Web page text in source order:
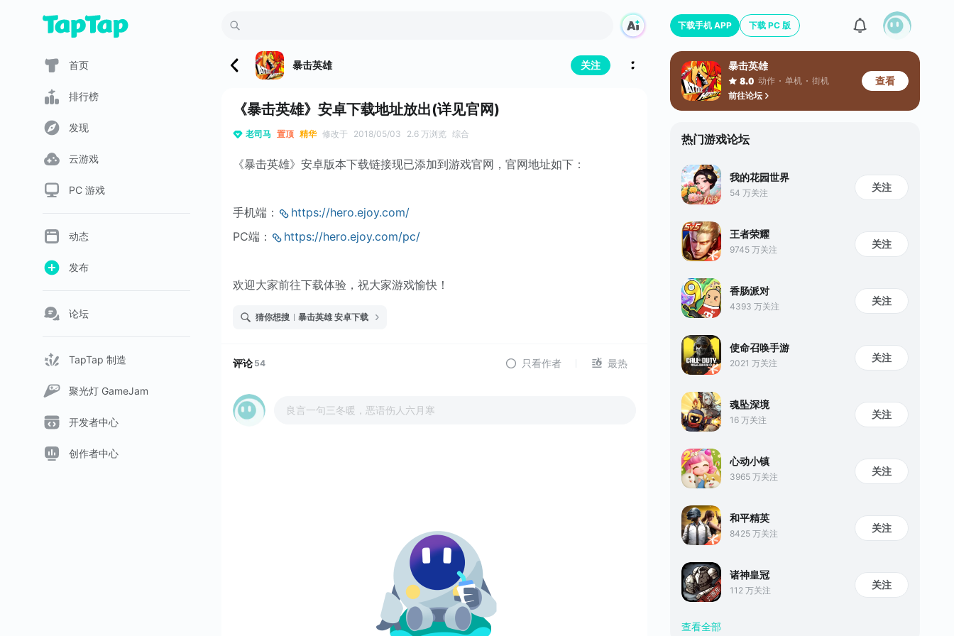
首页
排行榜
发现
云游戏
PC 游戏
动态
发布
论坛
TapTap 制造
聚光灯 GameJam
开发者中心
创作者中心
暴击英雄 关注
《暴击英雄》安卓下载地址放出(详见官网)
老司马 置顶 精华 修改于 2018/05/03 2.6 万浏览 综合
《暴击英雄》安卓版本下载链接现已添加到游戏官网，官网地址如下：
手机端：
https://hero.ejoy.com/
PC端：
https://hero.ejoy.com/pc/
欢迎大家前往下载体验，祝大家游戏愉快！
猜你想搜 暴击英雄 安卓下载
评论 54 只看作者 最热
良言一句三冬暖，恶语伤人六月寒
下载手机 APP 下载 PC 版
暴击英雄
8.0 动作 单机
街机
前往论坛
查看
热门游戏论坛
我的花园世界
54 万关注 关注
王者荣耀
9745 万关注 关注
香肠派对
4393 万关注 关注
使命召唤手游
2021 万关注 关注
魂坠深境
16 万关注 关注
心动小镇
3965 万关注 关注
和平精英
8425 万关注 关注
诸神皇冠
112 万关注 关注
查看全部